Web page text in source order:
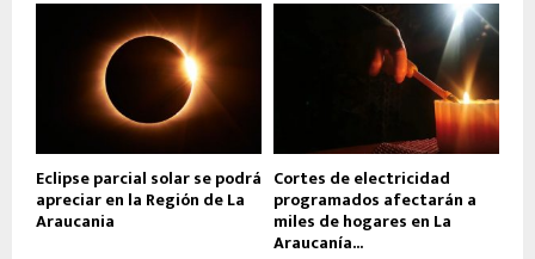
Eclipse parcial solar se podrá
apreciar en la Región de La
Araucania
Cortes de electricidad
programados afectarán a
miles de hogares en La
Araucanía...